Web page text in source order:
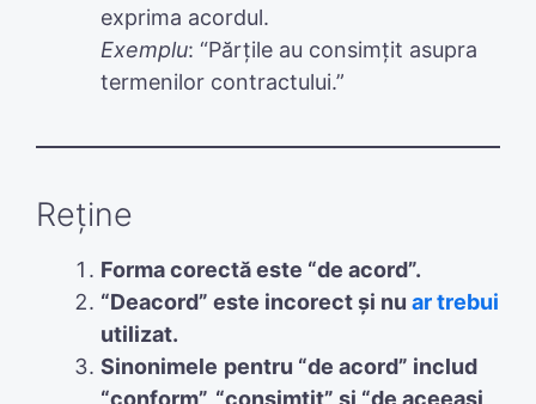
exprima acordul.
Exemplu: “Părțile au consimțit asupra
termenilor contractului.”
Reține
Forma corectă este “de acord”.
“Deacord” este incorect și nu ar trebui
utilizat.
Sinonimele pentru “de acord” includ
“conform”, “consimțit” și “de aceeași